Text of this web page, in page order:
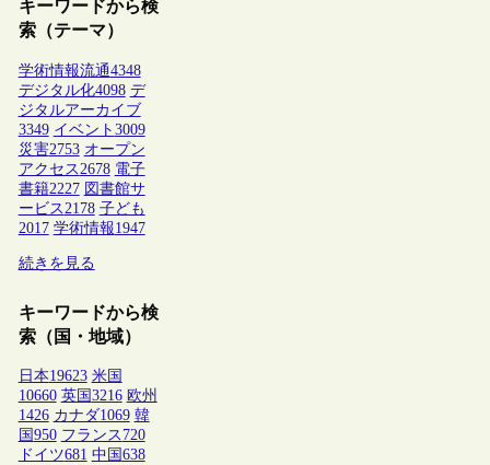
キーワードから検
索（テーマ）
学術情報流通4348
デジタル化4098 デ
ジタルアーカイブ
3349 イベント 3009
災害2753 オープン
アクセス 2678 電子
書籍2227 図書館サ
ービス 2178 子ども
2017 学術情報1947
続きを見る
キーワードから検
索（国・地域）
日本19623 米国
10660 英国 3216 欧州
1426 カナダ1069 韓
国 950 フランス 720
ドイツ681 中国 638